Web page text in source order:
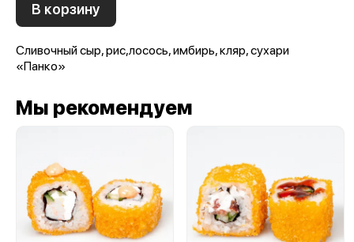
В корзину
Сливочный сыр, рис,лосось, имбирь, кляр, сухари
«Панко»
Мы рекомендуем